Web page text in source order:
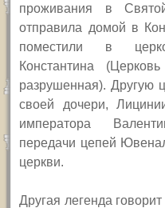
проживания в
отправила домой в
поместили в
Константина
разрушенная). Другую
своей дочери,
императора
передачи цепей
церкви.
Другая легенда